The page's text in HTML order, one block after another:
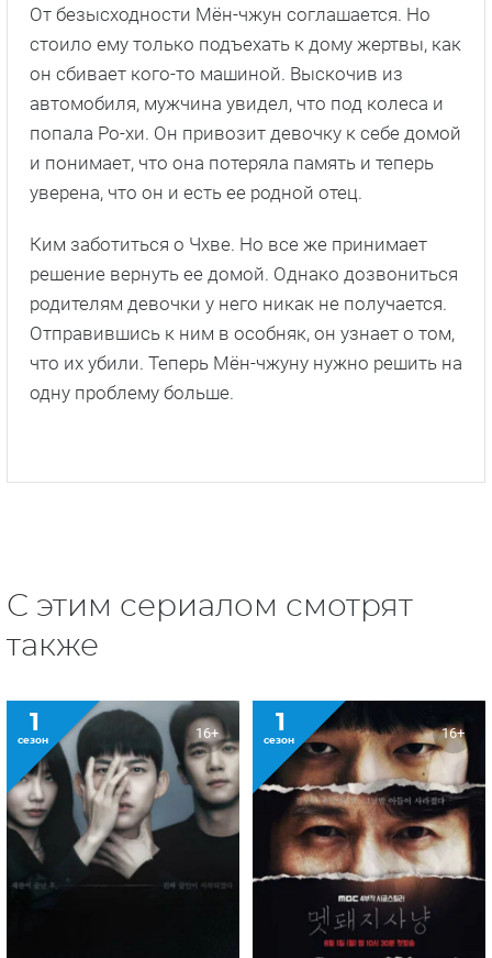
От безысходности Мён-чжун соглашается. Но
стоило ему только подъехать к дому жертвы, как
он сбивает кого-то машиной. Выскочив из
автомобиля, мужчина увидел, что под колеса и
попала Ро-хи. Он привозит девочку к себе домой
и понимает, что она потеряла память и теперь
уверена, что он и есть ее родной отец.
Ким заботиться о Чхве. Но все же принимает
решение вернуть ее домой. Однако дозвониться
родителям девочки у него никак не получается.
Отправившись к ним в особняк, он узнает о том,
что их убили. Теперь Мён-чжуну нужно решить на
одну проблему больше.